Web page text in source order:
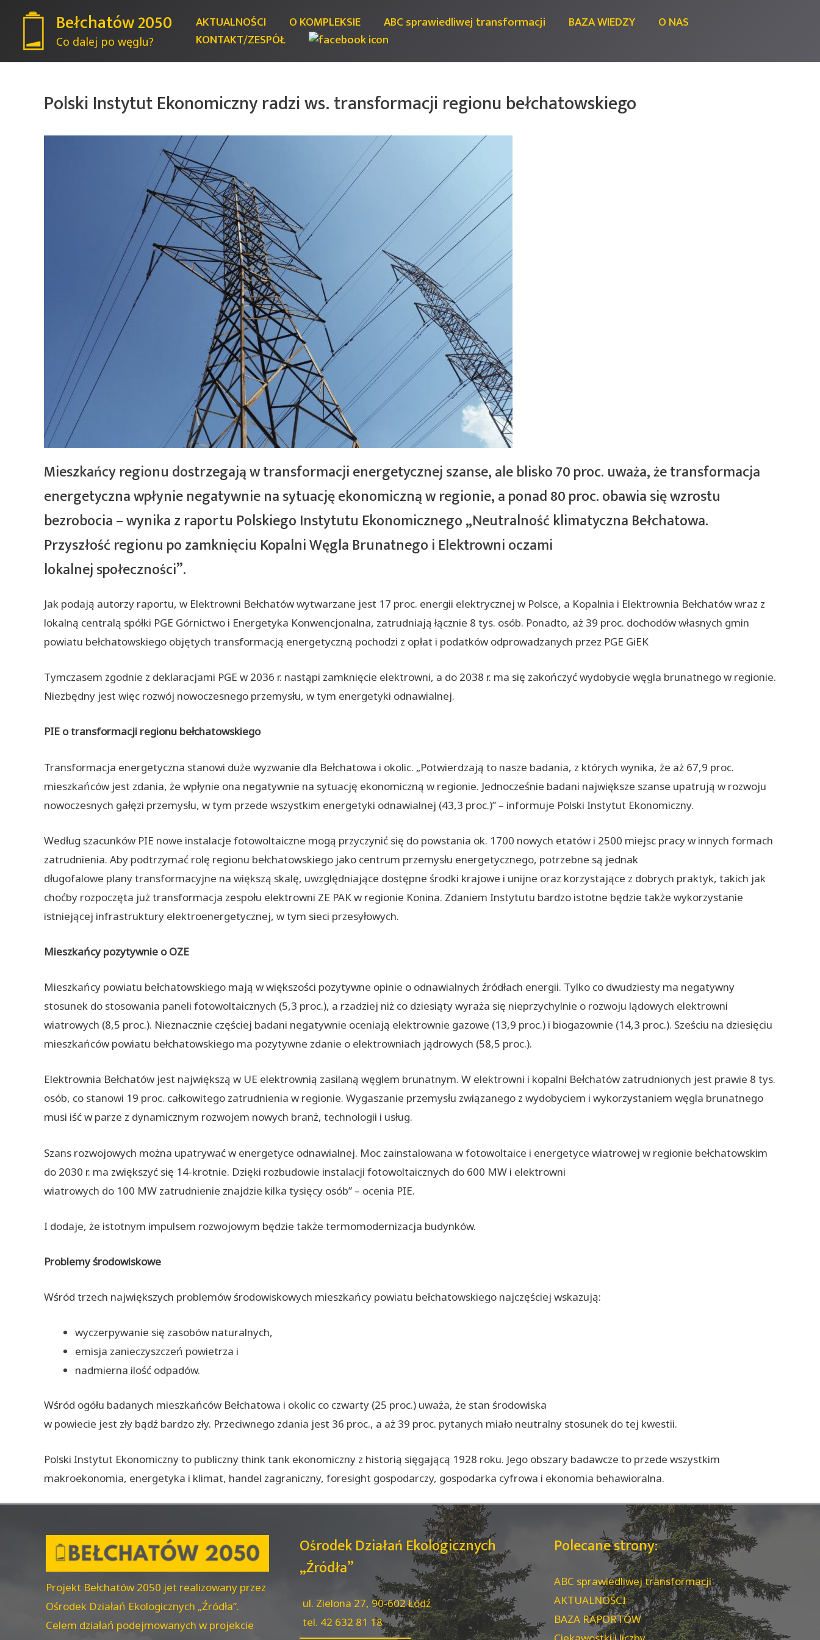
Bełchatów 2050
Co dalej po węglu?
AKTUALNOŚCI O KOMPLEKSIE ABC sprawiedliwej transformacji BAZA WIEDZY
O NAS
KONTAKT/ZESPÓŁ
Polski Instytut Ekonomiczny radzi ws. transformacji regionu bełchatowskiego
Mieszkańcy regionu dostrzegają w transformacji energetycznej szanse, ale blisko 70 proc. uważa, że transformacja
energetyczna wpłynie negatywnie na sytuację ekonomiczną w regionie, a ponad 80 proc. obawia się wzrostu
bezrobocia – wynika z raportu Polskiego Instytutu Ekonomicznego „Neutralność klimatyczna Bełchatowa.
Przyszłość regionu po zamknięciu Kopalni Węgla Brunatnego i Elektrowni oczami
lokalnej społeczności”.
Jak podają autorzy raportu, w Elektrowni Bełchatów wytwarzane jest 17 proc. energii elektrycznej w Polsce, a Kopalnia i Elektrownia Bełchatów wraz z
lokalną centralą spółki PGE Górnictwo i Energetyka Konwencjonalna, zatrudniają łącznie 8 tys. osób. Ponadto, aż 39 proc. dochodów własnych gmin
powiatu bełchatowskiego objętych transformacją energetyczną pochodzi z opłat i podatków odprowadzanych przez PGE GiEK
Tymczasem zgodnie z deklaracjami PGE w 2036 r. nastąpi zamknięcie elektrowni, a do 2038 r. ma się zakończyć wydobycie węgla brunatnego w regionie.
Niezbędny jest więc rozwój nowoczesnego przemysłu, w tym energetyki odnawialnej.
PIE o transformacji regionu bełchatowskiego
Transformacja energetyczna stanowi duże wyzwanie dla Bełchatowa i okolic. „Potwierdzają to nasze badania, z których wynika, że aż 67,9 proc.
mieszkańców jest zdania, że wpłynie ona negatywnie na sytuację ekonomiczną w regionie. Jednocześnie badani największe szanse upatrują w rozwoju
nowoczesnych gałęzi przemysłu, w tym przede wszystkim energetyki odnawialnej (43,3 proc.)” – informuje Polski Instytut Ekonomiczny.
Według szacunków PIE nowe instalacje fotowoltaiczne mogą przyczynić się do powstania ok. 1700 nowych etatów i 2500 miejsc pracy w innych formach
zatrudnienia. Aby podtrzymać rolę regionu bełchatowskiego jako centrum przemysłu energetycznego, potrzebne są jednak
długofalowe plany transformacyjne na większą skalę, uwzględniające dostępne środki krajowe i unijne oraz korzystające z dobrych praktyk, takich jak
choćby rozpoczęta już transformacja zespołu elektrowni ZE PAK w regionie Konina. Zdaniem Instytutu bardzo istotne będzie także wykorzystanie
istniejącej infrastruktury elektroenergetycznej, w tym sieci przesyłowych.
Mieszkańcy pozytywnie o OZE
Mieszkańcy powiatu bełchatowskiego mają w większości pozytywne opinie o odnawialnych źródłach energii. Tylko co dwudziesty ma negatywny
stosunek do stosowania paneli fotowoltaicznych (5,3 proc.), a rzadziej niż co dziesiąty wyraża się nieprzychylnie o rozwoju lądowych elektrowni
wiatrowych (8,5 proc.). Nieznacznie częściej badani negatywnie oceniają elektrownie gazowe (13,9 proc.) i biogazownie (14,3 proc.). Sześciu na dziesięciu
mieszkańców powiatu bełchatowskiego ma pozytywne zdanie o elektrowniach jądrowych (58,5 proc.).
Elektrownia Bełchatów jest największą w UE elektrownią zasilaną węglem brunatnym. W elektrowni i kopalni Bełchatów zatrudnionych jest prawie 8 tys.
osób, co stanowi 19 proc. całkowitego zatrudnienia w regionie. Wygaszanie przemysłu związanego z wydobyciem i wykorzystaniem węgla brunatnego
musi iść w parze z dynamicznym rozwojem nowych branż, technologii i usług.
Szans rozwojowych można upatrywać w energetyce odnawialnej. Moc zainstalowana w fotowoltaice i energetyce wiatrowej w regionie bełchatowskim
do 2030 r. ma zwiększyć się 14-krotnie. Dzięki rozbudowie instalacji fotowoltaicznych do 600 MW i elektrowni
wiatrowych do 100 MW zatrudnienie znajdzie kilka tysięcy osób” – ocenia PIE.
I dodaje, że istotnym impulsem rozwojowym będzie także termomodernizacja budynków.
Problemy środowiskowe
Wśród trzech największych problemów środowiskowych mieszkańcy powiatu bełchatowskiego najczęściej wskazują:
wyczerpywanie się zasobów naturalnych,
emisja zanieczyszczeń powietrza i
nadmierna ilość odpadów.
Wśród ogółu badanych mieszkańców Bełchatowa i okolic co czwarty (25 proc.) uważa, że stan środowiska
w powiecie jest zły bądź bardzo zły. Przeciwnego zdania jest 36 proc., a aż 39 proc. pytanych miało neutralny stosunek do tej kwestii.
Polski Instytut Ekonomiczny to publiczny think tank ekonomiczny z historią sięgającą 1928 roku. Jego obszary badawcze to przede wszystkim
makroekonomia, energetyka i klimat, handel zagraniczny, foresight gospodarczy, gospodarka cyfrowa i ekonomia behawioralna.
Projekt Bełchatów 2050 jet realizowany przez
Ośrodek Działań Ekologicznych „Źródła”.
Celem działań podejmowanych w projekcie
Ośrodek Działań Ekologicznych
„Źródła”
ul. Zielona 27, 90-602 Łódź
tel. 42 632 81 18
Polecane strony:
ABC sprawiedliwej transformacji
AKTUALNOŚCI
BAZA RAPORTÓW